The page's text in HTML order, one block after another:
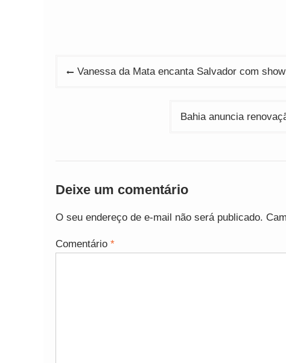
Navegação
Vanessa da Mata encanta Salvador com
Bahia anuncia
Deixe um comentário
O seu endereço de e-mail não será publicado.
Comentário *